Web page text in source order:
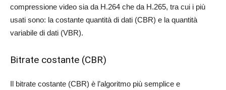
compressione video sia da H.264 che da H.265, tra cui i più
usati sono: la costante quantità di dati (CBR) e la quantità
variabile di dati (VBR).
Bitrate costante (CBR)
Il bitrate costante (CBR) è l’algoritmo più semplice e